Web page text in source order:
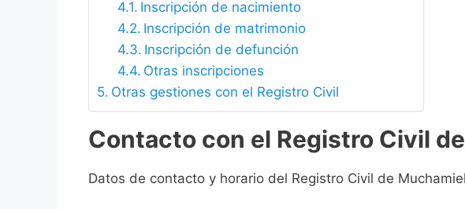
Inscripción de nacimiento
Inscripción de matrimonio
Inscripción de defunción
Otras inscripciones
Otras gestiones con el Registro Civil
Contacto con el Registro Civil
Datos de contacto y horario del Registro Civil de